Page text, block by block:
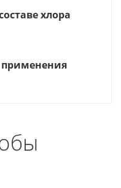
хлора
применения